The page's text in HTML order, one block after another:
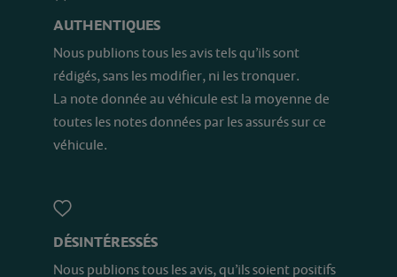
AUTHENTIQUES
Nous publions tous les avis tels qu’ils sont
rédigés, sans les modifier, ni les tronquer.
La note donnée au véhicule est la moyenne de
toutes les notes données par les assurés sur ce
véhicule.
DÉSINTÉRESSÉS
Nous publions tous les avis, qu’ils soient positifs